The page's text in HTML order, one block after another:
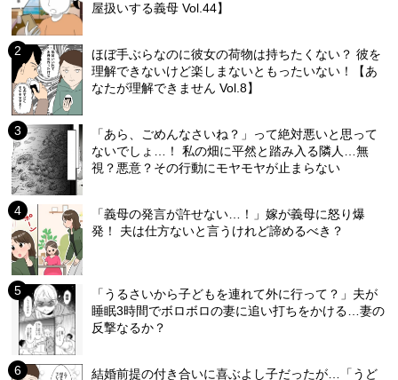
屋扱いする義母 Vol.44】
ほぼ手ぶらなのに彼女の荷物は持ちたくない？ 彼を
理解できないけど楽しまないともったいない！【あ
なたが理解できません Vol.8】
「あら、ごめんなさいね？」って絶対悪いと思って
ないでしょ…！ 私の畑に平然と踏み入る隣人…無
視？悪意？その行動にモヤモヤが止まらない
「義母の発言が許せない…！」嫁が義母に怒り爆
発！ 夫は仕方ないと言うけれど諦めるべき？
「うるさいから子どもを連れて外に行って？」夫が
睡眠3時間でボロボロの妻に追い打ちをかける…妻の
反撃なるか？
結婚前提の付き合いに喜ぶよし子だったが…「うど